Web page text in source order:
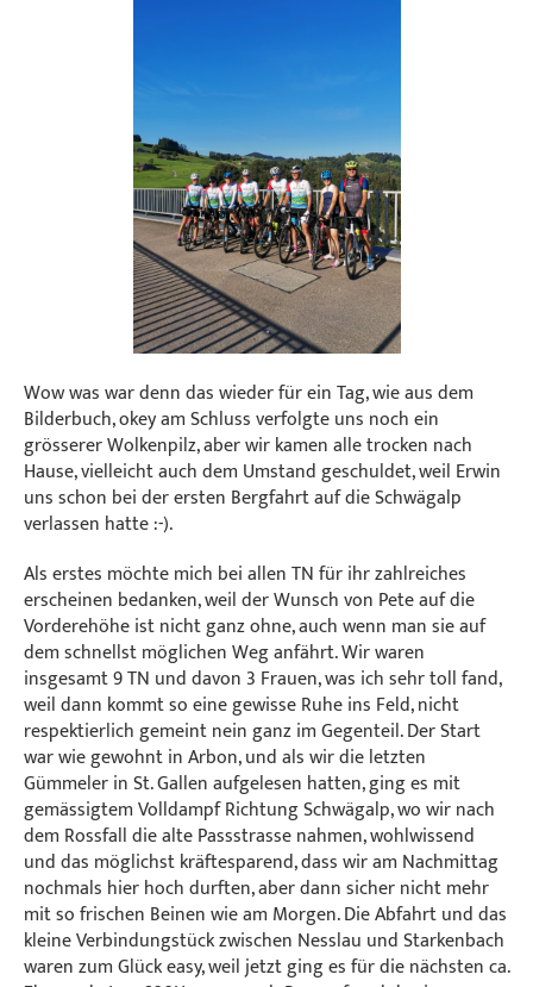
Wow was war denn das wieder für ein Tag, wie aus dem
Bilderbuch, okey am Schluss verfolgte uns noch ein
grösserer Wolkenpilz, aber wir kamen alle trocken nach
Hause, vielleicht auch dem Umstand geschuldet, weil Erwin
uns schon bei der ersten Bergfahrt auf die Schwägalp
verlassen hatte :-).
Als erstes möchte mich bei allen TN für ihr zahlreiches
erscheinen bedanken, weil der Wunsch von Pete auf die
Vorderehöhe ist nicht ganz ohne, auch wenn man sie auf
dem schnellst möglichen Weg anfährt. Wir waren
insgesamt 9 TN und davon 3 Frauen, was ich sehr toll fand,
weil dann kommt so eine gewisse Ruhe ins Feld, nicht
respektierlich gemeint nein ganz im Gegenteil. Der Start
war wie gewohnt in Arbon, und als wir die letzten
Gümmeler in St. Gallen aufgelesen hatten, ging es mit
gemässigtem Volldampf Richtung Schwägalp, wo wir nach
dem Rossfall die alte Passstrasse nahmen, wohlwissend
und das möglichst kräftesparend, dass wir am Nachmittag
nochmals hier hoch durften, aber dann sicher nicht mehr
mit so frischen Beinen wie am Morgen. Die Abfahrt und das
kleine Verbindungstück zwischen Nesslau und Starkenbach
waren zum Glück easy, weil jetzt ging es für die nächsten ca.